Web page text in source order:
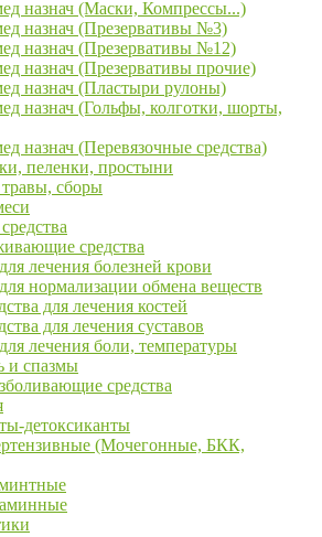
назнач (Маски, Компрессы...)
назнач (Презервативы №3)
назнач (Презервативы №12)
назнач (Презервативы прочие)
назнач (Пластыри рулоны)
назнач (Гольфы, колготки, шорты,
назнач (Перевязочные средства)
пеленки, простыни
сборы
средства
лечения болезней крови
нормализации обмена веществ
для лечения костей
для лечения суставов
лечения боли, температуры
и спазмы
средства
детоксиканты
(Мочегонные, БКК,